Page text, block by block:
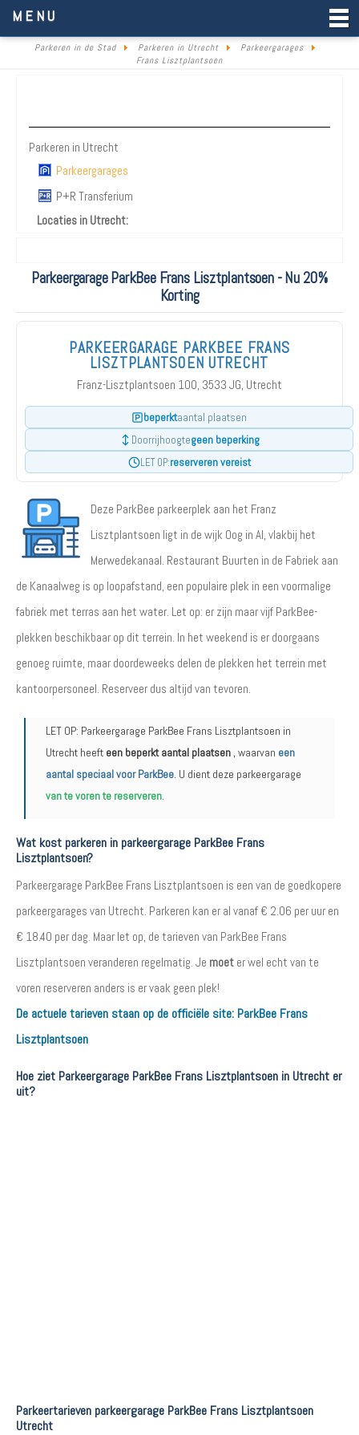
MENU
Parkeren in de Stad Parkeren in Utrecht
Parkeergarages
Frans Lisztplantsoen
Parkeren in Utrecht
Parkeergarages
P+R Transferium
Locaties in Utrecht:
Parkeergarage ParkBee Frans Lisztplantsoen - Nu 20%
Korting
PARKEERGARAGE PARKBEE FRANS
LISZTPLANTSOEN UTRECHT
Franz-Lisztplantsoen 100, 3533 JG, Utrecht
beperktaantal plaatsen
Doorrijhoogtegeen beperking
LET OP:reserveren vereist
Deze ParkBee parkeerplek aan het Franz
Lisztplantsoen ligt in de wijk Oog in Al, vlakbij het
Merwedekanaal. Restaurant Buurten in de Fabriek aan
de Kanaalweg is op loopafstand, een populaire plek in een voormalige
fabriek met terras aan het water. Let op: er zijn maar vijf ParkBee-
plekken beschikbaar op dit terrein. In het weekend is er doorgaans
genoeg ruimte, maar doordeweeks delen de plekken het terrein met
kantoorpersoneel. Reserveer dus altijd van tevoren.
LET OP: Parkeergarage ParkBee Frans Lisztplantsoen in
Utrecht heeft een beperkt aantal plaatsen , waarvan een
aantal speciaal voor ParkBee. U dient deze parkeergarage
van te voren te reserveren.
Wat kost parkeren in parkeergarage ParkBee Frans
Lisztplantsoen?
Parkeergarage ParkBee Frans Lisztplantsoen is een van de goedkopere
parkeergarages van Utrecht. Parkeren kan er al vanaf € 2.06 per uur en
€ 18.40 per dag. Maar let op, de tarieven van ParkBee Frans
Lisztplantsoen veranderen regelmatig. Je moet er wel echt van te
voren reserveren anders is er vaak geen plek!
De actuele tarieven staan op de officiële site: ParkBee Frans
Lisztplantsoen
Hoe ziet Parkeergarage ParkBee Frans Lisztplantsoen in Utrecht er
uit?
Parkeertarieven parkeergarage ParkBee Frans Lisztplantsoen
Utrecht